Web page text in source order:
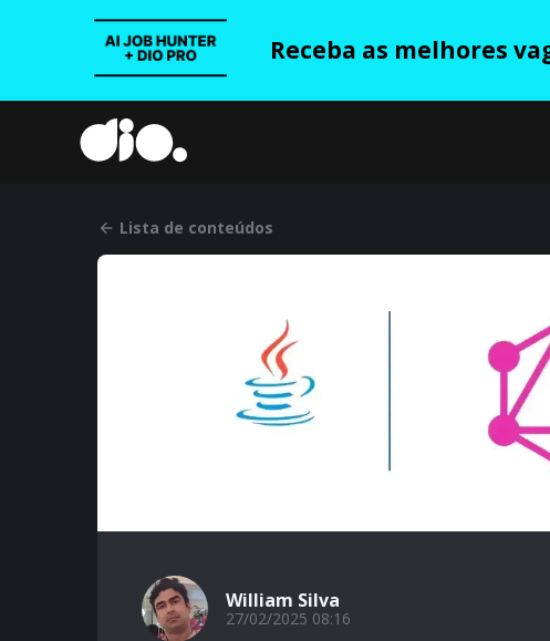
Receba as melhores
Lista de conteúdos
William Silva
27/02/2025 08:16